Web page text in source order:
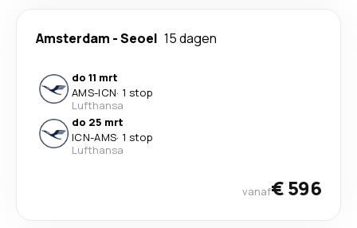
Amsterdam -Seoel 15 dagen
do 11 mrt
AMS-ICN· 1 stop
Lufthansa
do 25 mrt
ICN-AMS· 1 stop
Lufthansa
vanaf€ 596